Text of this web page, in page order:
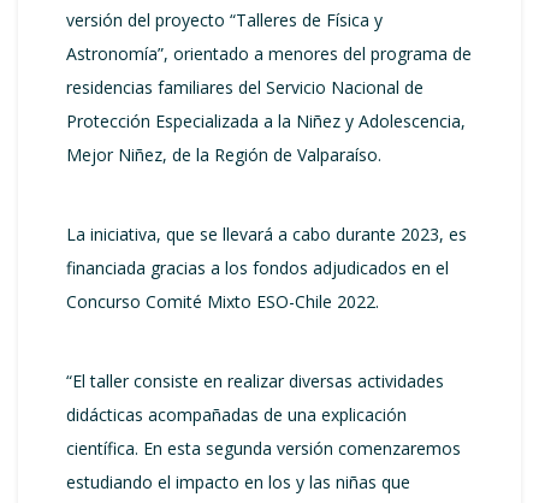
versión del proyecto “Talleres de Física y
Astronomía”, orientado a menores del programa de
residencias familiares del Servicio Nacional de
Protección Especializada a la Niñez y Adolescencia,
Mejor Niñez, de la Región de Valparaíso.
La iniciativa, que se llevará a cabo durante 2023, es
financiada gracias a los fondos adjudicados en el
Concurso Comité Mixto ESO-Chile 2022.
“El taller consiste en realizar diversas actividades
didácticas acompañadas de una explicación
científica. En esta segunda versión comenzaremos
estudiando el impacto en los y las niñas que